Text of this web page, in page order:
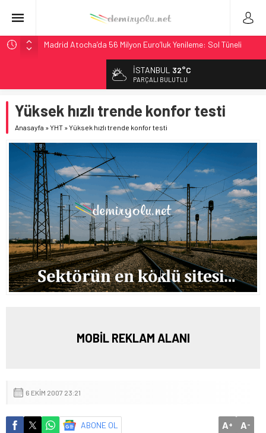
Madrid Atocha’da 56 Milyon Euro’luk Yenileme: Sol Tüneli
Çekya ETCS’de Erken Teslim Ama Ulusal Hedef 730 km’ye
České dráhy 101 Yaşındaki Buharlıyı Šumava Seferlerine
Çıkarıyor
Brescia 426 Milyon Euro’luk Tramvay İnşaatına Başladı
NS, Temmuz 2026’dan İtibaren Koltukta Bagaja Kalıcı
Yasak, Ceza Yok
İSTANBUL 32°C
PARÇALI BULUTLU
Yüksek hızlı trende konfor testi
Anasayfa »YHT »Yüksek hızlı trende konfor testi
MOBİL REKLAM ALANI
6 EKIM 2007 23:21
ABONE OL A+ A-